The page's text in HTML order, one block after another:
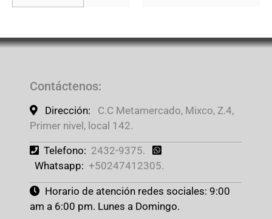
Contáctenos:
Dirección:
C.C Metamercado, Mixco, Z.4,
Primer nivel, local 142.
Telefono: 2432-9375.
Whatsapp: +50247412305.
Horario de atención redes sociales: 9:00
am a 6:00 pm. Lunes a Domingo.